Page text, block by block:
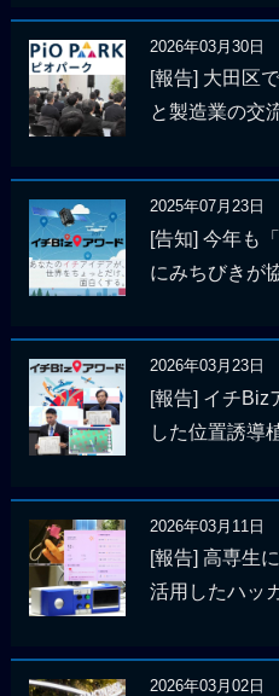
2026年03月30日
[報告] 大田区
と製造業の交
2025年07月23日
[告知] 今年も
にみちびきが
2026年03月23日
[報告] イチBiz
した位置誘導
2026年03月11日
[報告] 高専生
活用したハッ
2026年03月02日